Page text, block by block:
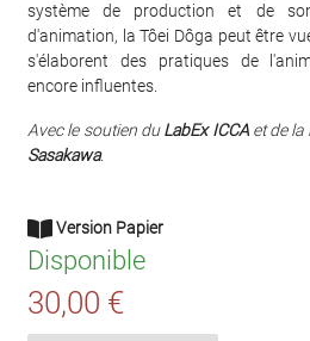
système de production et de
d'animation, la Tôei Dôga peut être
s'élaborent des pratiques de
encore influentes.
Avec le soutien duLabEx ICCAet de la
Sasakawa.
Version Papier
Disponible
30,00 €